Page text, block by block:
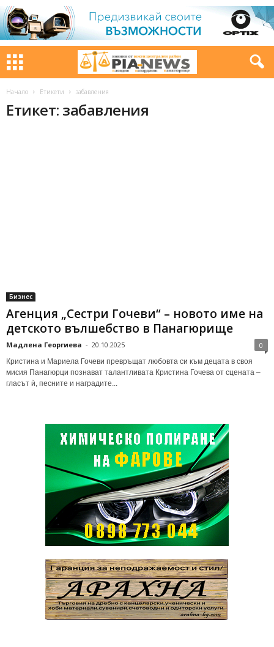
Начало Етикети забавления
Етикет: забавления
Бизнес
Агенция „Сестри Гочеви“ – новото име на
детското вълшебство в Панагюрище
Мадлена Георгиева - 20.10.2025 0
Кристина и Мариела Гочеви превръщат любовта си към децата в своя
мисия Панагюрци познават талантливата Кристина Гочева от сцената –
гласът ѝ, песните и наградите...